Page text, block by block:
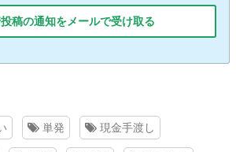
稿の通知をメールで受け取る
単発 現金手渡し